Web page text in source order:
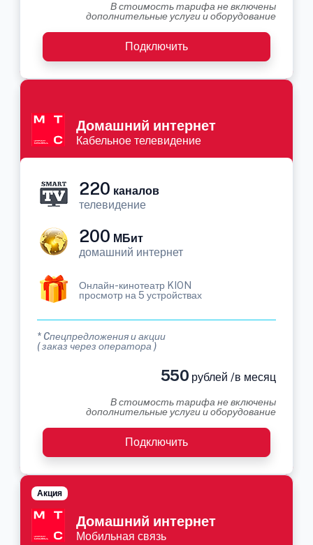
В стоимость тарифа не включены
дополнительные услуги и оборудование
Подключить
Домашний интернет
Кабельное телевидение
220 каналов
телевидение
200 МБит
домашний интернет
Онлайн-кинотеатр KION
просмотр на 5 устройствах
* Cпецпредложения и акции
( заказ через оператора )
550 рублей /в месяц
В стоимость тарифа не включены
дополнительные услуги и оборудование
Подключить
Домашний интернет
Мобильная связь
Акция